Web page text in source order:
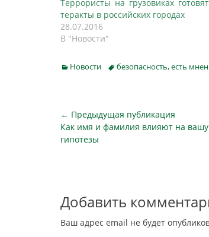
Террористы на грузовиках готовят
теракты в российских городах
28.07.2016
В "Новости"
Categories
Новости Tagsбезопасность,есть
Навигация
по
← Предыдущая публикация
Предыдущая
публикация
Как имя и фамилия влияют на
гипотезы
Добавить
Ваш адрес email не будет